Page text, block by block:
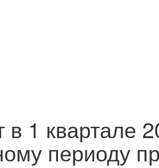
1 квартале
периоду